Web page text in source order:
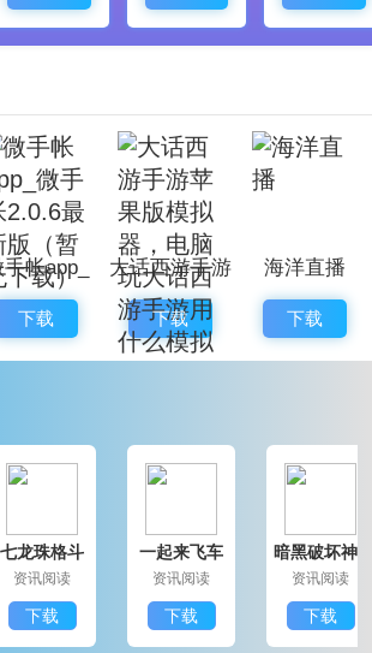
人
评论区
用
。投诉
根本加速不了，也不告诉你他加速不
当了！！！我支付宝举报了已经
点击中间那个那个什么按钮，他就可
的，可以点击确认和取消，你们就别
差不多的，所以我也不知道他是不是
只看见我的手机顶上有一个小药师的
开这个东西，中间的那个东西也不知
帐app_
手帐2.0.6
版（暂无
下载）
下载
大话西游手游
苹果版模拟
器，电脑玩大
话西游手游用
下载
海洋直播
下载
七龙珠格斗
免费「V5.
资讯阅读
下载
一起来飞车
本「V1.02」
资讯阅读
下载
暗黑破坏神3
免费版「V1.
资讯阅读
下载